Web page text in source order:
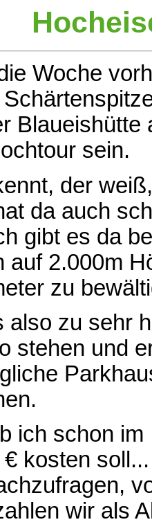
Woche
sein.
der
da auch
gibt es da
auf 2.000m
zu
also zu sehr
stehen und
ich schon
kosten
wir als